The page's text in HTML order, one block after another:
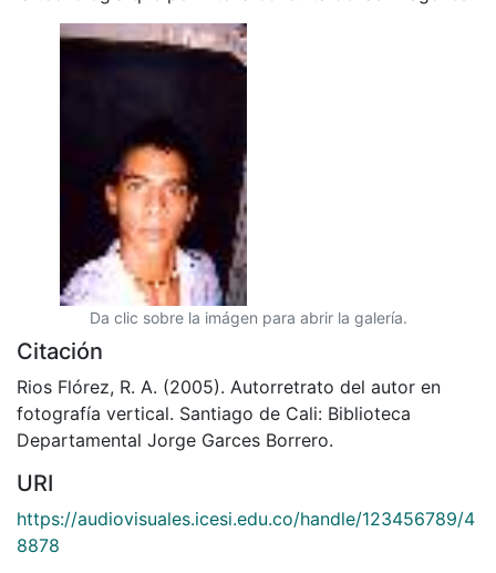
Da clic sobre la imágen para abrir la galería.
Citación
Rios Flórez, R. A. (2005). Autorretrato del autor en
fotografía vertical. Santiago de Cali: Biblioteca
Departamental Jorge Garces Borrero.
URI
https://audiovisuales.icesi.edu.co/handle/123456789/4
8878